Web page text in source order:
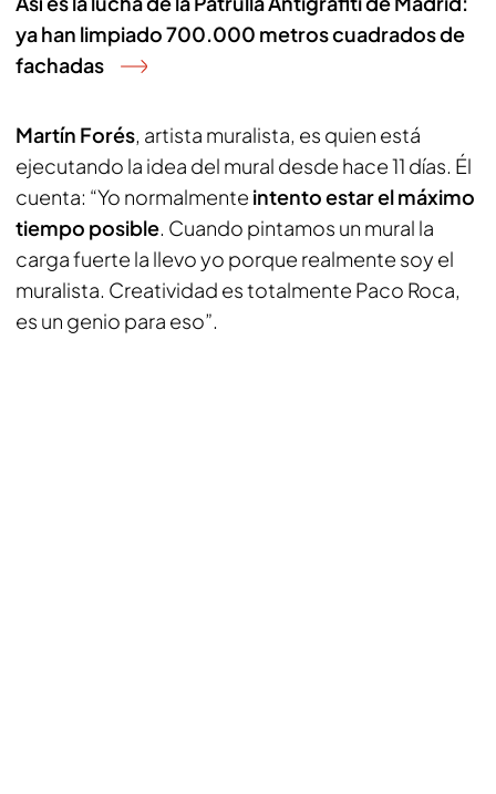
ya han limpiado 700.000 metros cuadrados de
fachadas
Martín Forés, artista muralista, es quien está
ejecutando la idea del mural desde hace 11 días. Él
cuenta: “Yo normalmente intento estar el máximo
tiempo posible. Cuando pintamos un mural la
carga fuerte la llevo yo porque realmente soy el
muralista. Creatividad es totalmente Paco Roca,
es un genio para eso”.